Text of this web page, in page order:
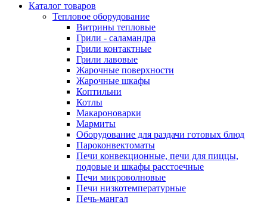
Каталог товаров
Тепловое оборудование
Витрины тепловые
Грили - саламандра
Грили контактные
Грили лавовые
Жарочные поверхности
Жарочные шкафы
Коптильни
Котлы
Макароноварки
Мармиты
Оборудование для раздачи готовых блюд
Пароконвектоматы
Печи конвекционные, печи для пиццы,
подовые и шкафы расстоечные
Печи микроволновые
Печи низкотемпературные
Печь-мангал